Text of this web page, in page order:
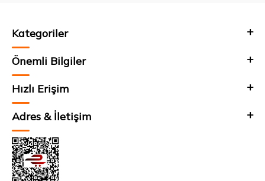
Kategoriler
Önemli Bilgiler
Hızlı Erişim
Adres & İletişim